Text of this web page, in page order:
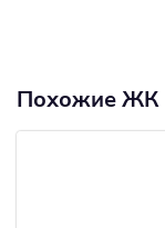
Похожие ЖК